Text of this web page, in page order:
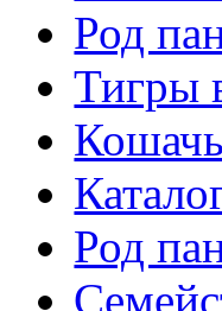
Род
Тигры
Род